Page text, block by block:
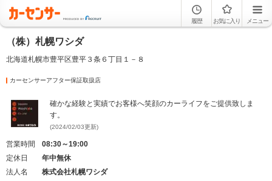
履歴 お気に入り メニュー
（株）札幌ワシダ
北海道札幌市豊平区豊平３条６丁目１－８
カーセンサーアフター保証取扱店
確かな経験と実績でお客様へ笑顔のカーライフをご提供致しま
す。
(2024/02/03更新)
営業時間
08:30～19:00
定休日
年中無休
法人名
株式会社札幌ワシダ